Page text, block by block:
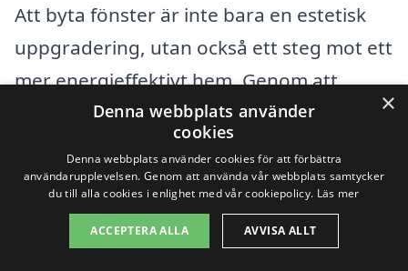
Att byta fönster är inte bara en estetisk
uppgradering, utan också ett steg mot ett
mer energieffektivt hem. Genom att
överväga de ovan nämnda faktorerna,
kan du fatta ett välgrundat beslut som
passar både din budget och dina
önskemål. Ta chansen att förbättra ditt
hem genom att ta kontakt med lokala
×
Denna webbplats använder
cookies
Denna webbplats använder cookies för att förbättra
användarupplevelsen. Genom att använda vår webbplats samtycker
du till alla cookies i enlighet med vår cookiepolicy. Läs mer
ACCEPTERA ALLA AVVISA ALLT